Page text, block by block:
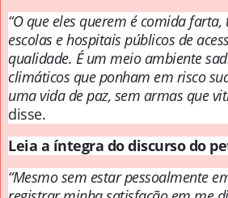
“O que eles querem é comida
escolas e hospitais públicos de
qualidade. É um meio ambiente
climáticos que ponham em risco
uma vida de paz, sem armas que
disse.
Leia a íntegra do discurso do
“Mesmo sem estar pessoalmente